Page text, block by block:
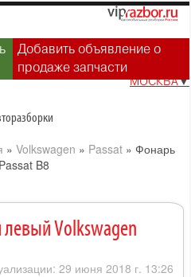
Добавить объявление о
продаже запчасти
МОСКВА▼
» Volkswagen » Passat » Фонарь
B8
Volkswagen
29 июня 2018 г. 13:26